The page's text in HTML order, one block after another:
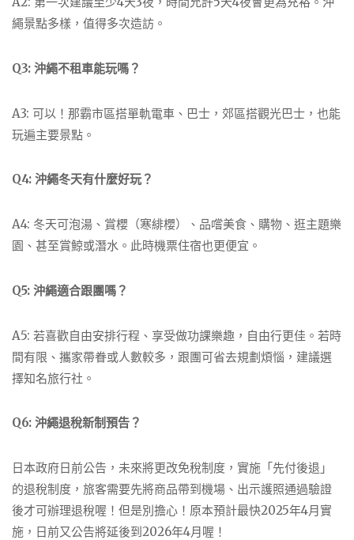
繩景點多樣，值得多次造訪。
Q3: 沖繩不租車能玩嗎？
A3: 可以！那霸市區搭單軌電車、巴士，郊區搭觀光巴士，也能
玩遍主要景點。
Q4: 沖繩冬天有什麼好玩？
A4: 冬天可泡湯、賞櫻（寒緋櫻）、品嚐美食、購物、逛主題樂
園、甚至賞鯨或潛水。此時機票住宿也更便宜。
Q5: 沖繩適合跟團嗎？
A5: 若喜歡自由安排行程、享受做功課樂趣，自由行更佳。若時
間有限、攜家帶眷或人數較多，跟團可省去規劃煩惱，建議選
擇知名旅行社。
Q6: 沖繩退稅新制預告 ？
日本政府日前公告，未來將更改免稅制度，實施「先付後退」
的退稅制度，旅客需要先將商品帶到機場、出示護照通過驗證
後才可辦理退稅喔！但是別擔心！原本預計最快2025年4月實
施，日前又公告將延後到2026年4月喔！